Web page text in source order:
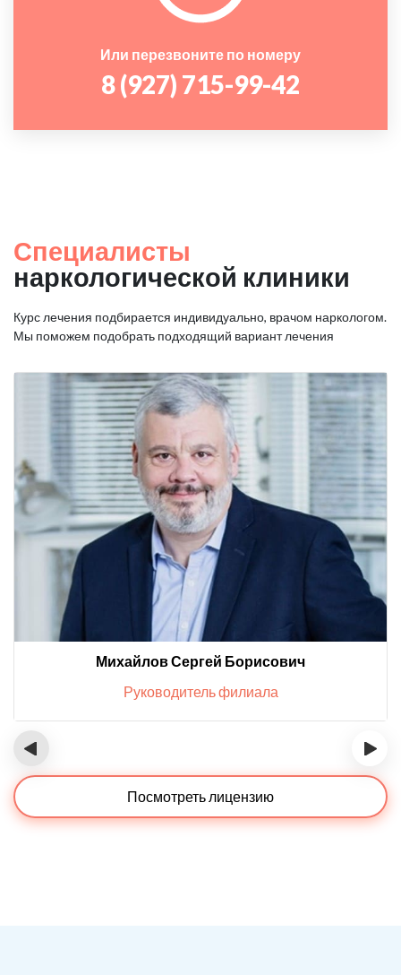
Или перезвоните по номеру
8 (927) 715-99-42
Специалисты
наркологической клиники
Курс лечения подбирается индивидуально, врачом наркологом.
Мы поможем подобрать подходящий вариант лечения
Михайлов Сергей Борисович
Руководитель филиала
‹ ›
Посмотреть лицензию